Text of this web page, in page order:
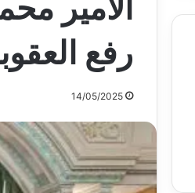
رفع
14/05/2025